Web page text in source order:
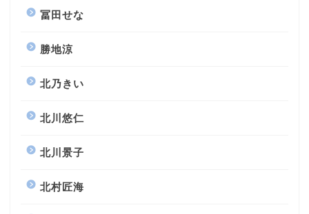
冨田せな
勝地涼
北乃きい
北川悠仁
北川景子
北村匠海